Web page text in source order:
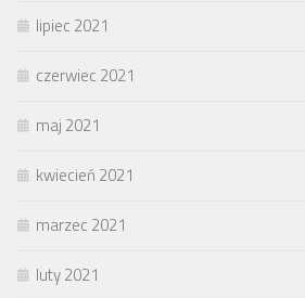
lipiec 2021
czerwiec 2021
maj 2021
kwiecień 2021
marzec 2021
luty 2021